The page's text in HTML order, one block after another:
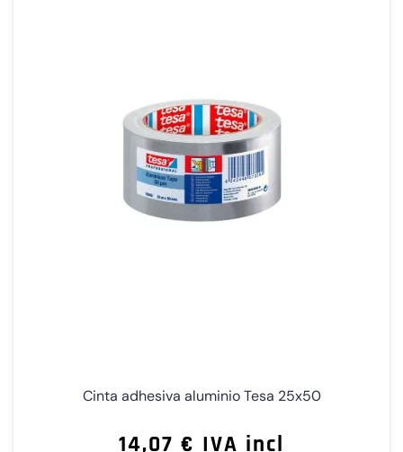
Cinta adhesiva aluminio Tesa 25x50
14,07 € IVA incl